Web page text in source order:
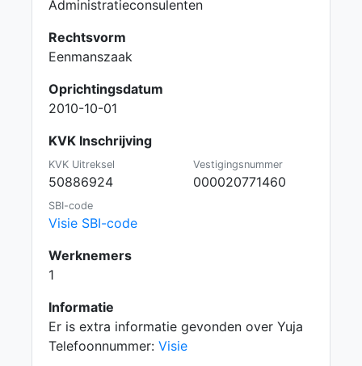
Administratieconsulenten
Rechtsvorm
Eenmanszaak
Oprichtingsdatum
2010-10-01
KVK Inschrijving
KVK Uitreksel
50886924
Vestigingsnummer
000020771460
SBI-code
Visie SBI-code
Werknemers
1
Informatie
Er is extra informatie gevonden over Yuja
Telefoonnummer: Visie